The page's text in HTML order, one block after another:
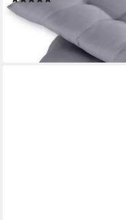
18,95 €
lieferbar - in 2-3 Werktagen